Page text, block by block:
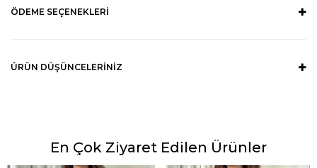
ÖDEME SEÇENEKLERI
ÜRÜN DÜŞÜNCELERINIZ
En Çok Ziyaret Edilen Ürünler